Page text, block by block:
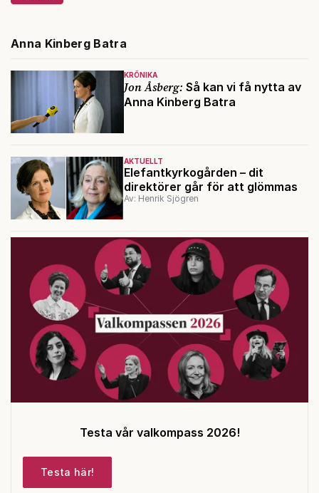
Anna Kinberg Batra
KRÖNIKA
Jon Åsberg: Så kan vi få nytta av
Anna Kinberg Batra
AKTUELLT
Elefantkyrkogården – dit
direktörer går för att glömmas
Av: Henrik Sjögren
Testa vår valkompass 2026!
Testa här!